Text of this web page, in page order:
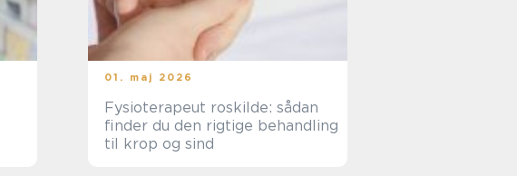
01. maj 2026
Fysioterapeut roskilde: sådan
finder du den rigtige behandling
til krop og sind